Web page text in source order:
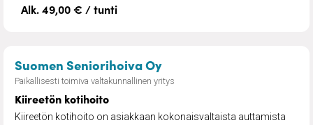
Alk. 49,00 € / tunti
Suomen Seniorihoiva Oy– Kiireetön kotihoito
Paikallisesti toimiva valtakunnallinen yritys
Kiireetön kotihoito
Kiireetön kotihoito on asiakkaan kokonaisvaltaista auttamista